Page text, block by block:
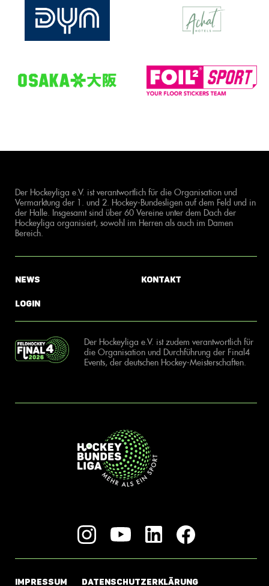
Der Hockeyliga e.V. ist verantwortlich für die Organisation und
Vermarktung der 1. und 2. Hockey-Bundesligen auf dem Feld und in
der Halle. Insgesamt sind über 60 Vereine unter dem Dach der
Hockeyliga organisiert, sowohl im Herren als auch im Damen
Bereich.
News
Login
Kontakt
Der Hockeyliga e.V. ist zudem verantwortlich für
die Organisation und Durchführung der Final4
Events, der deutschen Hockey-Meisterschaften.
IMPRESSUM DATENSCHUTZERKLÄRUNG